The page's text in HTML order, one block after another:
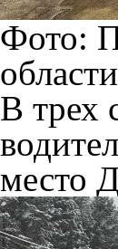
Фото:
области
В трех
место